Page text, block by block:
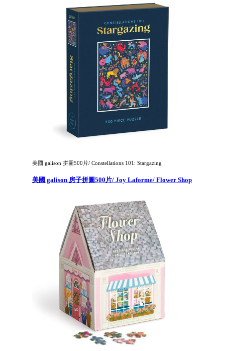
美國 galison 拼圖500片/ Constellations 101: Stargazing
美國 galison 房子拼圖500片/ Joy Laforme/ Flower Shop